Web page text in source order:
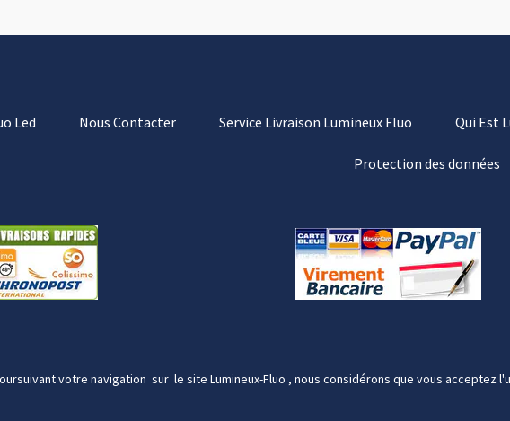
Led Nous Contacter Service Livraison Lumineux Fluo Qui Est
Protection des données
votre navigation sur le site Lumineux-Fluo , nous considérons que vous acceptez